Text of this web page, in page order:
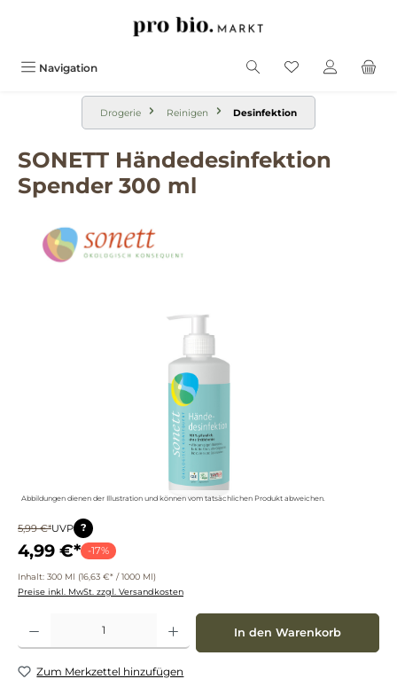
Navigation
Drogerie Reinigen Desinfektion
SONETT Händedesinfektion
Spender 300 ml
Abbildungen dienen der Illustration und können vom tatsächlichen Produkt abweichen.
5,99 €*UVP ?
4,99 €* -17%
Inhalt: 300 Ml (16,63 €* / 1000 Ml)
Preise inkl. MwSt. zzgl. Versandkosten
Produkt Anzahl: Gib den gewünschten Wert ein oder benutze die Schaltflächen um
In den Warenkorb
Zum Merkzettel hinzufügen